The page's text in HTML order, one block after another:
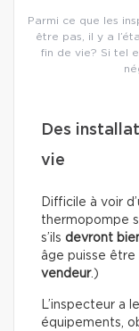
Parmi ce que les
être pas, il y a
fin de vie? Si tel
Des
vie
Difficile à voir
thermopompe
s’ils devront
âge puisse être
vendeur.)
L’inspecteur a
équipements,